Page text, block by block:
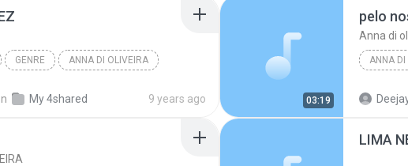
GENRE ANNA DI OLIVEIRA
in My 4shared 9 years ago 03:19
pelo
Anna di
ANNA DI